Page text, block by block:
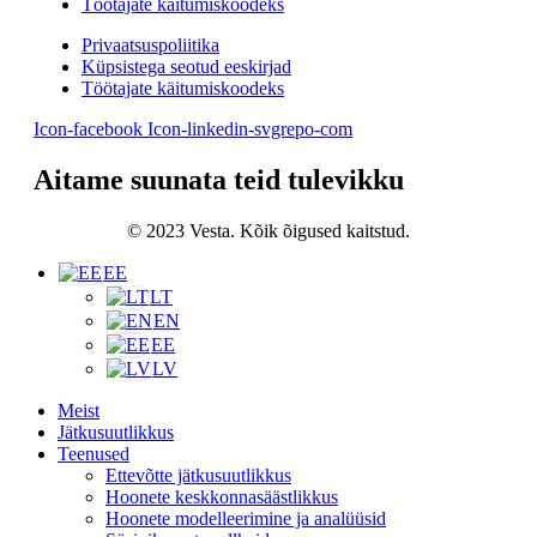
Töötajate käitumiskoodeks
Privaatsuspoliitika
Küpsistega seotud eeskirjad
Töötajate käitumiskoodeks
Icon-facebook Icon-linkedin-svgrepo-com
Aitame suunata teid tulevikku
© 2023 Vesta. Kõik õigused kaitstud.
EE
LT
EN
EE
LV
Meist
Jätkusuutlikkus
Teenused
Ettevõtte jätkusuutlikkus
Hoonete keskkonnasäästlikkus
Hoonete modelleerimine ja analüüsid